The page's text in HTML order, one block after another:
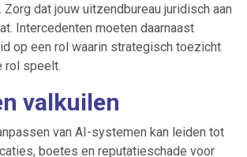
dat jouw uitzendbureau juridisch aan
Intercedenten moeten daarnaast
op een rol waarin strategisch toezicht
rol speelt.
valkuilen
van AI-systemen kan leiden tot
boetes en reputatieschade voor